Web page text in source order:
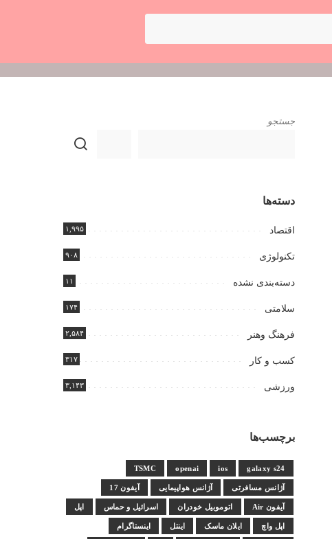
جستجو
دسته‌ها
اقتصاد ۱,۹۹۵
تکنولوژی ۹۰۸
دسته‌بندی نشده ۱۱
سلامتی ۱۷۴
فرهنگ وهنر ۲,۵۸۴
کسب و کار ۳۱۷
ورزشی ۳,۱۴۳
برچسب‌ها
galaxy s24
ios
openai
TSMC
آژانس مسافرتی آژانس هواپیمایی آیفون 17
آیفون Air اتوموبیل خودران اسرائیل و حماس اپل
اپل واچ ایلان ماسک اینتل اینستاگرام